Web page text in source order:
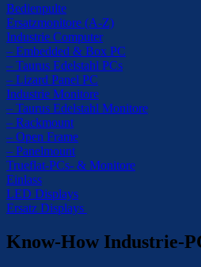
Bedienpulte
Ersatzmonitore (A-Z)
Industrie Computer
– Embedded & Box PC
– Taurus Edelstahl PCs
– Lizard Panel PC
Industrie Monitore
– Taurus Edelstahl Monitore
– Rackmount
– Open Frame
– Panelmount
Trueflat-PCs- & Monitore
Einlass
LED Displays
Ersatz Displays
Know-How Industrie-